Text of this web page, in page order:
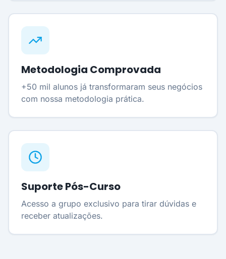
Metodologia Comprovada
+50 mil alunos já transformaram seus negócios
com nossa metodologia prática.
Suporte Pós-Curso
Acesso a grupo exclusivo para tirar dúvidas e
receber atualizações.